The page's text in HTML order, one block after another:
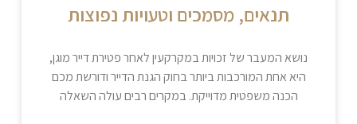
תנאים, מסמכים וטעויות נפוצות
נושא המעבר של זכויות במקרקעין לאחר פטירת דייר מוגן,
היא אחת המורכבות ביותר בחוק הגנת הדייר ודורשת מכם
הכנה משפטית מדוייקת. במקרים רבים עולה השאלה